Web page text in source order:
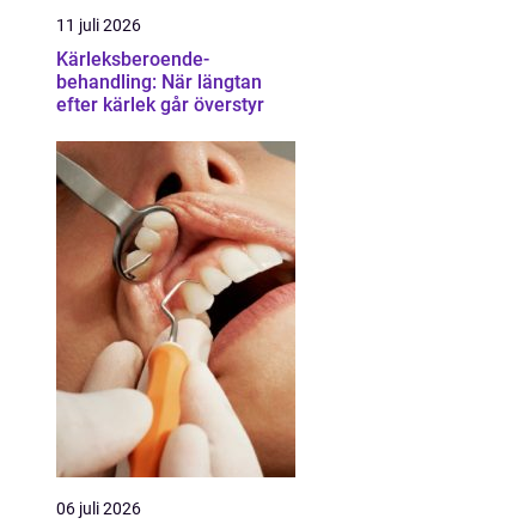
11 juli 2026
Kärleksberoende-
behandling: När längtan
efter kärlek går överstyr
06 juli 2026